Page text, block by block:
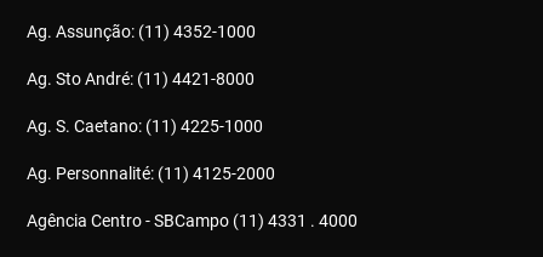
Ag. Assunção: (11) 4352-1000
Ag. Sto André: (11) 4421-8000
Ag. S. Caetano: (11) 4225-1000
Ag. Personnalité: (11) 4125-2000
Agência Centro - SBCampo (11) 4331 . 4000